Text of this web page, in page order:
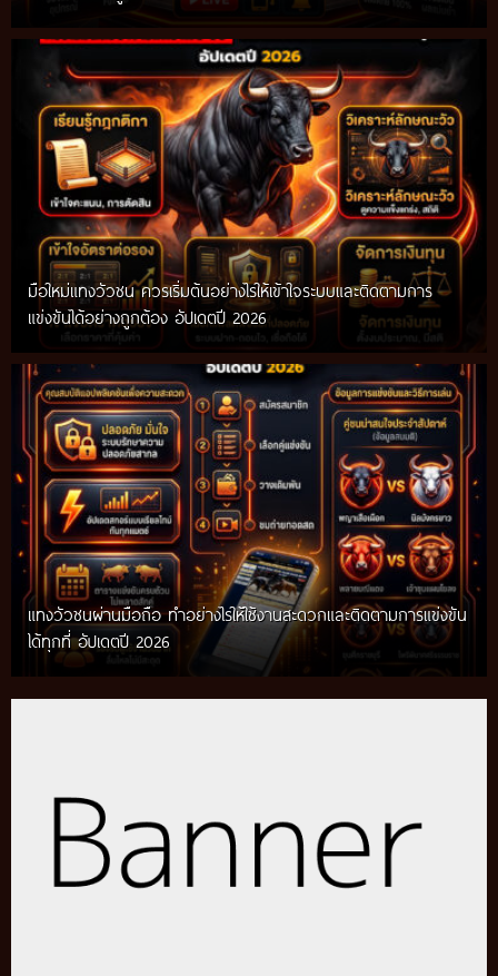
มือใหม่แทงวัวชน ควรเริ่มต้นอย่างไรให้เข้าใจระบบและติดตามการ
แข่งขันได้อย่างถูกต้อง อัปเดตปี 2026
แทงวัวชนผ่านมือถือ ทำอย่างไรให้ใช้งานสะดวกและติดตามการแข่งขัน
ได้ทุกที่ อัปเดตปี 2026